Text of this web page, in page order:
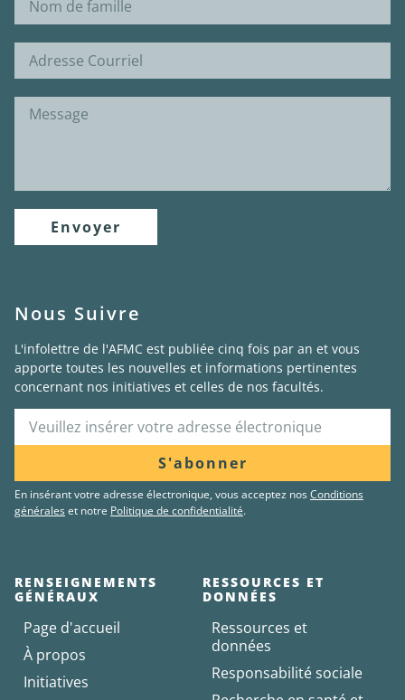
Envoyer
Nous Suivre
L'infolettre de l'AFMC est publiée cinq fois par an et vous
apporte toutes les nouvelles et informations pertinentes
concernant nos initiatives et celles de nos facultés.
S'abonner
En insérant votre adresse électronique, vous acceptez nosConditions
généraleset notre Politique de confidentialité.
RENSEIGNEMENTS
GÉNÉRAUX
Page d'accueil
À propos
Initiatives
RESSOURCES ET
DONNÉES
Ressources et
données
Responsabilité sociale